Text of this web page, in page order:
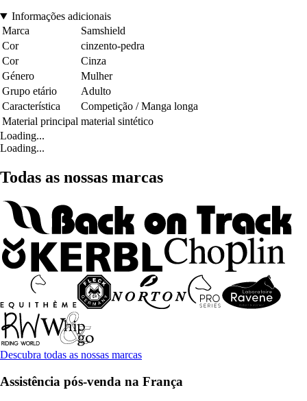
Informações adicionais
Marca
Samshield
Cor
cinzento-pedra
Cor
Cinza
Género
Mulher
Grupo etário
Adulto
Característica
Competição / Manga longa
Material principal material sintético
Loading...
Loading...
Todas as nossas marcas
Descubra todas as nossas marcas
Assistência pós-venda na França